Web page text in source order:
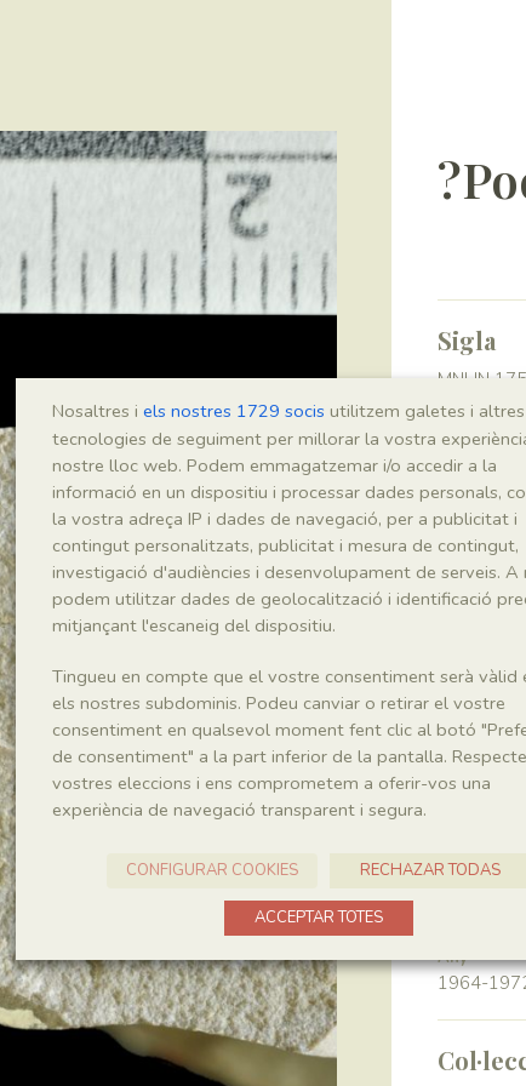
Sigla
MNHN
Regne
Plantae
Classe
Génere
Localitat
Any
1964-
Nosaltres i els nostres 1729 socis utilitzem galetes i altres
tecnologies de seguiment per millorar la vostra
nostre lloc web. Podem emmagatzemar i/o accedir a la
informació en un dispositiu i processar dades personals,
la vostra adreça IP i dades de navegació, per a publicitat i
contingut personalitzats, publicitat i mesura de contingut,
investigació d'audiències i desenvolupament de serveis. A
podem utilitzar dades de geolocalització i identificació
mitjançant l'escaneig del dispositiu.
Tingueu en compte que el vostre consentiment serà vàlid
els nostres subdominis. Podeu canviar o retirar el vostre
consentiment en qualsevol moment fent clic al botó
de consentiment" a la part inferior de la pantalla.
vostres eleccions i ens comprometem a oferir-vos una
experiència de navegació transparent i segura.
CONFIGURAR COOKIES RECHAZAR TODAS
ACCEPTAR TOTES